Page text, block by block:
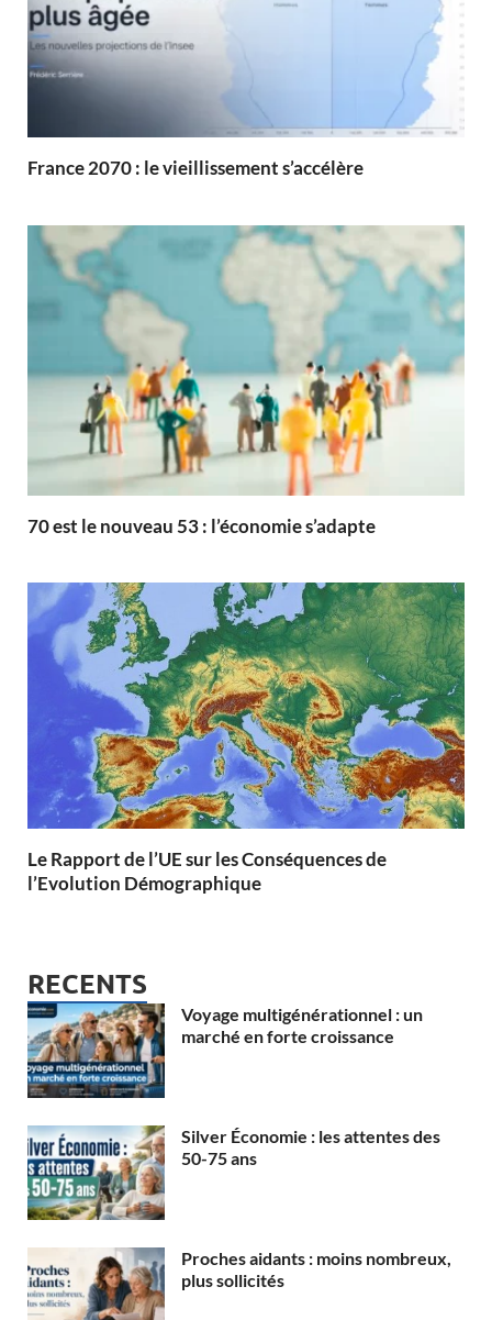
France 2070 : le vieillissement s’accélère
70 est le nouveau 53 : l’économie s’adapte
Le Rapport de l’UE sur les Conséquences de
l’Evolution Démographique
RECENTS
Voyage multigénérationnel : un
marché en forte croissance
Silver Économie : les attentes des
50-75 ans
Proches aidants : moins nombreux,
plus sollicités